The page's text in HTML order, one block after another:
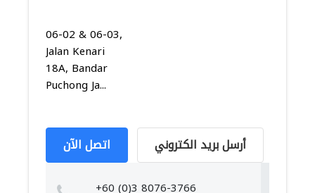
06-02 & 06-03,
Jalan Kenari
18A, Bandar
Puchong Ja...
اتصل الآن أرسل بريد الكتروني
+60 (0)3 8076-3766